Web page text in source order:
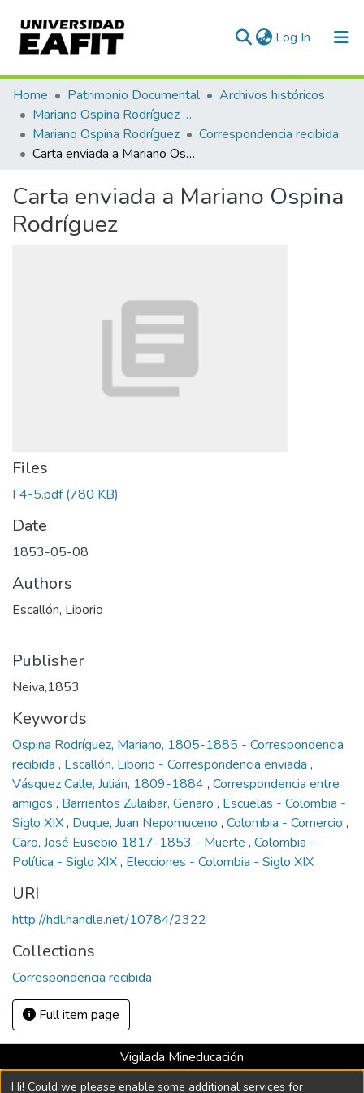
Log In (current)
Communities & Collections
All of DSpace
Statistics
Home Patrimonio Documental
Archivos históricos
Mariano Ospina Rodríguez (1826 -1912)
Mariano Ospina Rodríguez
Correspondencia recibida
Carta enviada a Mariano Ospina Rodríguez
Carta enviada a Mariano Ospina
Rodríguez
Files
F4-5.pdf(780 KB)
Date
1853-05-08
Authors
Escallón, Liborio
Publisher
Neiva,1853
Keywords
Ospina Rodríguez, Mariano, 1805-1885 - Correspondencia
recibida , Escallón, Liborio - Correspondencia enviada ,
Vásquez Calle, Julián, 1809-1884 , Correspondencia entre
amigos , Barrientos Zulaibar, Genaro , Escuelas - Colombia -
Siglo XIX, Duque, Juan Nepomuceno , Colombia - Comercio ,
Caro, José Eusebio 1817-1853 - Muerte , Colombia -
Política - Siglo XIX, Elecciones - Colombia - Siglo XIX
URI
http://hdl.handle.net/10784/2322
Collections
Correspondencia recibida
Full item page
Vigilada Mineducación
Universidad con Acreditación Institucional hasta 2026 -
Hi! Could we please enable some additional services for